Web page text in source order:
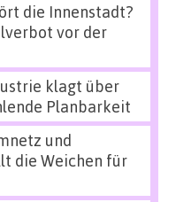
die Innenstadt?
vor der
klagt über
Planbarkeit
und
die Weichen für